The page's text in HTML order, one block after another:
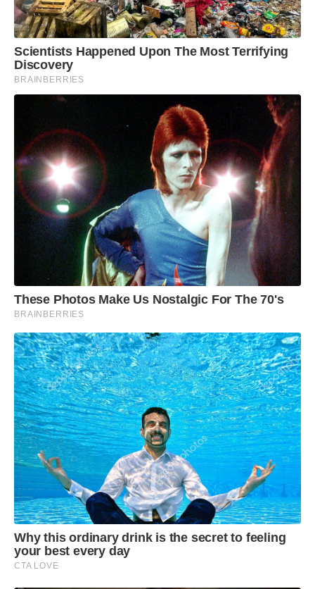
quando o corpo está molhado. Esse cuidado deve
ser ainda maior nas casas com piscina, uma vez
que é comum as pessoas saírem e abrirem
refrigeradores ou freezers”, orienta Aguiar.
Scientists Happened Upon The Most Terrifying
Discovery
BRAINBERRIES
These Photos Make Us Nostalgic For The 70's
BRAINBERRIES
Why this ordinary drink is the secret to feeling
your best every day
CTA LOVE